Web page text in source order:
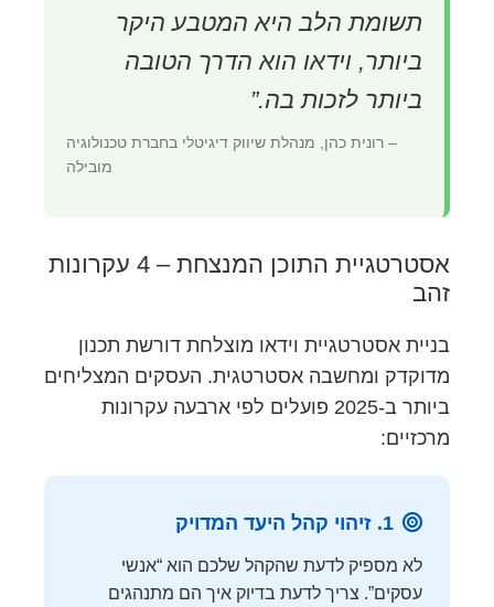
תשומת הלב היא המטבע היקר
ביותר, וידאו הוא הדרך הטובה
ביותר לזכות בה.”
– רונית כהן, מנהלת שיווק דיגיטלי בחברת טכנולוגיה
מובילה
אסטרטגיית התוכן המנצחת – 4 עקרונות
זהב
בניית אסטרטגיית וידאו מוצלחת דורשת תכנון
מדוקדק ומחשבה אסטרטגית. העסקים המצליחים
ביותר ב-2025 פועלים לפי ארבעה עקרונות
מרכזיים:
1. זיהוי קהל היעד המדויק
לא מספיק לדעת שהקהל שלכם הוא “אנשי
עסקים”. צריך לדעת בדיוק איך הם מתנהגים